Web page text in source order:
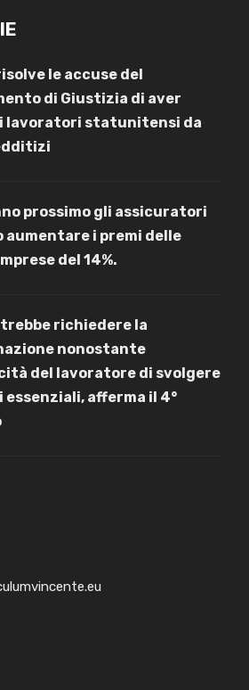
le accuse del
di Giustizia di aver
i lavoratori statunitensi da
prossimo gli assicuratori
aumentare i premi delle
del 14%.
richiedere la
nonostante
del lavoratore di svolgere
afferma il 4°